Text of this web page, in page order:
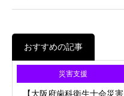
おすすめの記事
災害支援
【大阪府歯科衛生士会災害